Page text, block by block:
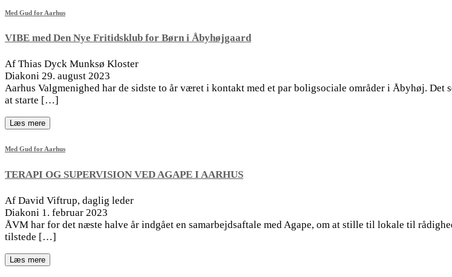
Med Gud for Aarhus
VIBE med Den Nye Fritidsklub for Børn i Åbyhøjgaard
Af Thias Dyck Munksø Kloster
Diakoni 29. august 2023
Aarhus Valgmenighed har de sidste to år været i kontakt med et par boligsociale områder i Åbyhøj. Det
at starte […]
Læs mere
Med Gud for Aarhus
TERAPI OG SUPERVISION VED AGAPE I AARHUS
Af David Viftrup, daglig leder
Diakoni 1. februar 2023
ÅVM har for det næste halve år indgået en samarbejdsaftale med Agape, om at stille til lokale til
tilstede […]
Læs mere